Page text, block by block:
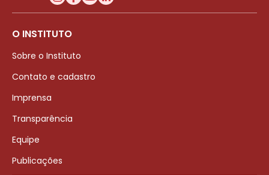
O INSTITUTO
Sobre o Instituto
Contato e cadastro
Imprensa
Transparência
Equipe
Publicações